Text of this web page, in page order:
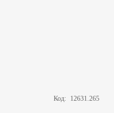
Код: 12631.265